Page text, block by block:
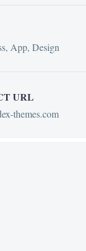
App, Design
URL
themes.com